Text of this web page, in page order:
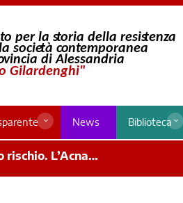
News Biblioteca
rischio. L’Acna…